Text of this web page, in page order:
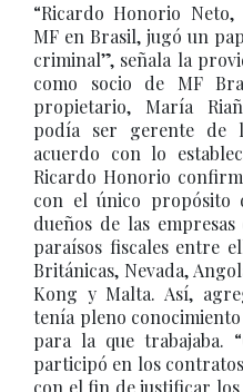
“Ricardo Honorio
MF en Brasil, jugó un
criminal”, señala la
como socio de MF
propietario, María
podía ser gerente de
acuerdo con lo
Ricardo Honorio
con el único propósito
dueños de las
paraísos fiscales entre
Británicas, Nevada,
Kong y Malta. Así,
tenía pleno
para la que trabajaba.
participó en los
con el fin de justificar